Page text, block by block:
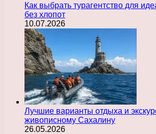
Как выбрать турагентство для
без хлопот
10.07.2026
Лучшие варианты отдыха и
живописному Сахалину
26.05.2026